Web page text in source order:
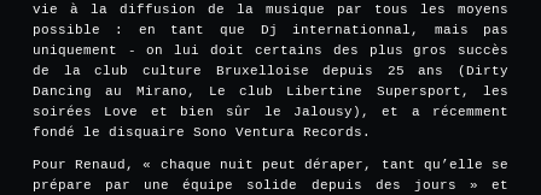
vie à la diffusion de la musique par tous les moyens
possible : en tant que Dj internationnal, mais pas
uniquement - on lui doit certains des plus gros succès
de la club culture Bruxelloise depuis 25 ans (Dirty
Dancing au Mirano, Le club Libertine Supersport, les
soirées Love et bien sûr le Jalousy), et a récemment
fondé le disquaire Sono Ventura Records.
Pour Renaud, « chaque nuit peut déraper, tant qu’elle se
prépare par une équipe solide depuis des jours » et